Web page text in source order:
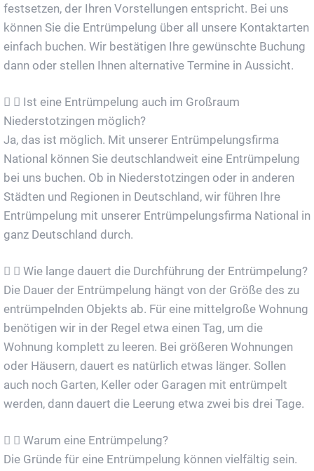
festsetzen, der Ihren Vorstellungen entspricht. Bei uns
können Sie die Entrümpelung über all unsere Kontaktarten
einfach buchen. Wir bestätigen Ihre gewünschte Buchung
dann oder stellen Ihnen alternative Termine in Aussicht.
Ist eine Entrümpelung auch im Großraum
Niederstotzingen möglich?
Ja, das ist möglich. Mit unserer Entrümpelungsfirma
National können Sie deutschlandweit eine Entrümpelung
bei uns buchen. Ob in Niederstotzingen oder in anderen
Städten und Regionen in Deutschland, wir führen Ihre
Entrümpelung mit unserer Entrümpelungsfirma National in
ganz Deutschland durch.
Wie lange dauert die Durchführung der Entrümpelung?
Die Dauer der Entrümpelung hängt von der Größe des zu
entrümpelnden Objekts ab. Für eine mittelgroße Wohnung
benötigen wir in der Regel etwa einen Tag, um die
Wohnung komplett zu leeren. Bei größeren Wohnungen
oder Häusern, dauert es natürlich etwas länger. Sollen
auch noch Garten, Keller oder Garagen mit entrümpelt
werden, dann dauert die Leerung etwa zwei bis drei Tage.
Warum eine Entrümpelung?
Die Gründe für eine Entrümpelung können vielfältig sein.